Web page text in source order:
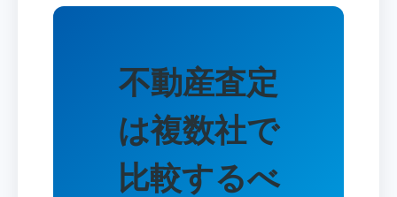
不動産査定
は複数社で
比較するべ